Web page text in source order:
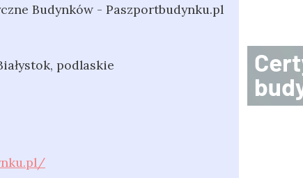
Budynków - Paszportbudynku.pl
, podlaskie